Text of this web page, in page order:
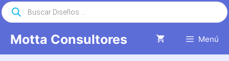
Saltar
al
Motta Consultores Menú
Búsqueda
de
productos